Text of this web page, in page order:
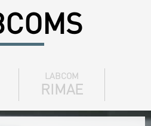
LABCOM
RIMAE